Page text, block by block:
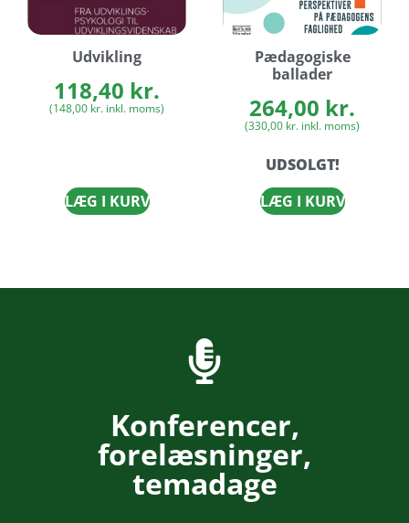
Udvikling
118,40 kr.
(148,00 kr. inkl. moms)
LÆG I KURV
Pædagogiske
ballader
264,00 kr.
(330,00 kr. inkl. moms)
UDSOLGT!
LÆG I KURV
Konferencer,
forelæsninger,
temadage